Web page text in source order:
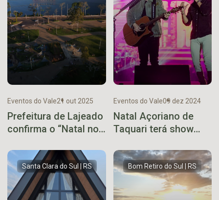
Eventos do Vale21 out 2025
Prefeitura de Lajeado
confirma o “Natal no
Ney Santos Arruda
Eventos do Vale09 dez 2024
Natal Açoriano de
Taquari terá show
Rodolffo
Santa Clara do Sul | RS Bom Retiro do Sul | RS